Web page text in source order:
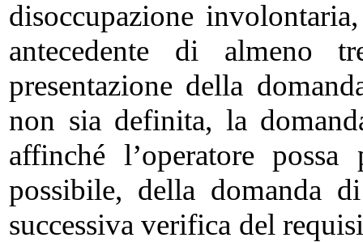
disoccupazione
antecedente di almeno
presentazione della
non sia definita, la
affinché l’operatore
possibile, della domanda
successiva verifica del